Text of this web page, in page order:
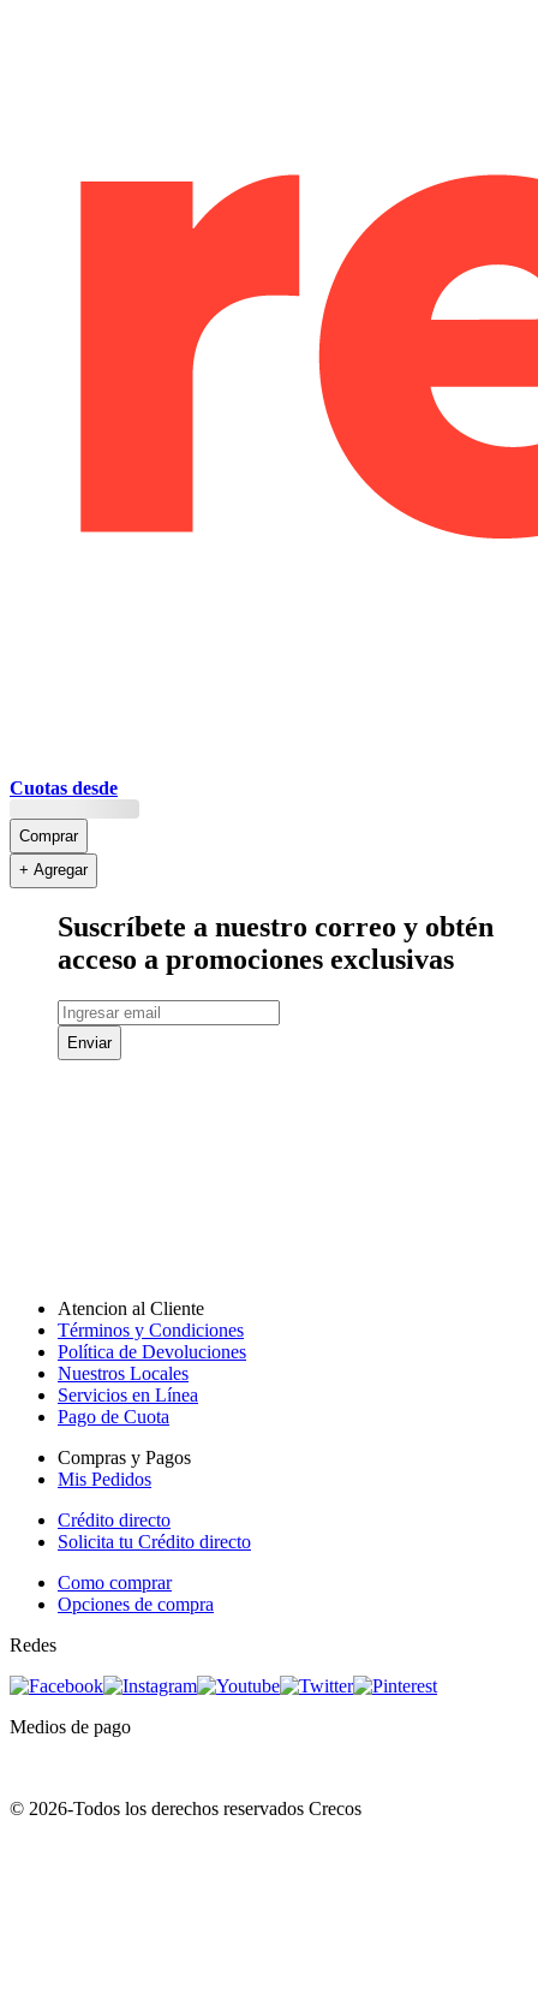
Cuotas desde
Comprar
+ Agregar
Suscríbete a nuestro correo y obtén
acceso a promociones exclusivas
Enviar
Atencion al Cliente
Términos y Condiciones
Política de Devoluciones
Nuestros Locales
Servicios en Línea
Pago de Cuota
Compras y Pagos
Mis Pedidos
Crédito directo
Solicita tu Crédito directo
Como comprar
Opciones de compra
Redes
Medios de pago
© 2026-Todos los derechos reservados Crecos